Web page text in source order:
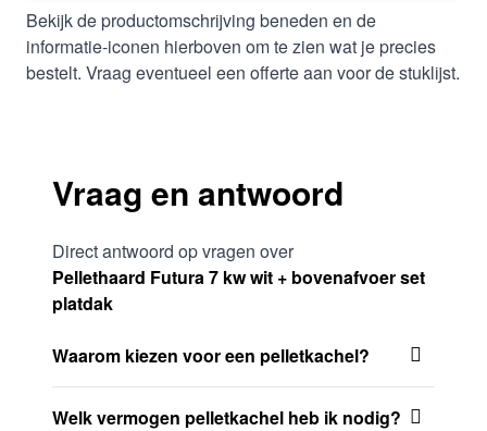
Bekijk de productomschrijving beneden en de
informatie-iconen hierboven om te zien wat je precies
bestelt. Vraag eventueel een offerte aan voor de stuklijst.
Vraag en antwoord
Direct antwoord op vragen over
Pellethaard Futura 7 kw wit + bovenafvoer set
platdak
Waarom kiezen voor een pelletkachel?
Welk vermogen pelletkachel heb ik nodig?